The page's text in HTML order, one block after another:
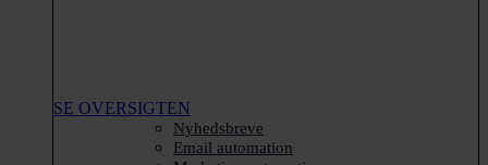
SE OVERSIGTEN
Nyhedsbreve
Email automation